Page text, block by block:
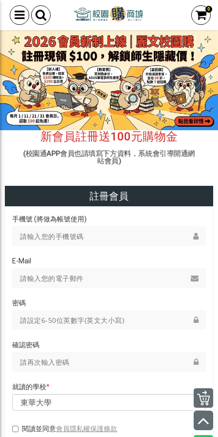
0
新會員註冊送100元購物金
(校園通APP會員也請填寫下方資料，系統會引導開通網
站會員)
註冊會員
手機號 (將做為帳號使用)
E-Mail
密碼
確認密碼
就讀的學校*
閱讀並同意會員隱私權保護條款